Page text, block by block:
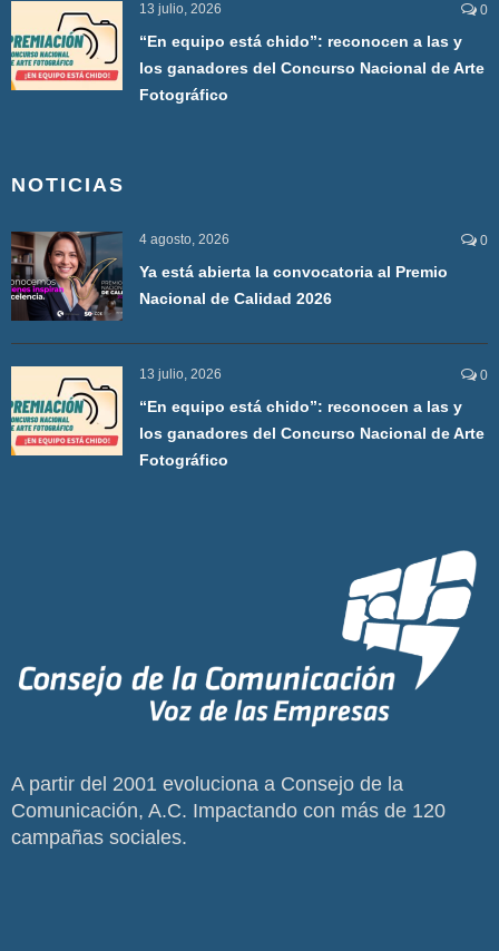
13 julio, 2026 0
“En equipo está chido”: reconocen a las y
los ganadores del Concurso Nacional de Arte
Fotográfico
NOTICIAS
4 agosto, 2026 0
Ya está abierta la convocatoria al Premio
Nacional de Calidad 2026
13 julio, 2026 0
“En equipo está chido”: reconocen a las y
los ganadores del Concurso Nacional de Arte
Fotográfico
A partir del 2001 evoluciona a Consejo de la
Comunicación, A.C. Impactando con más de 120
campañas sociales.